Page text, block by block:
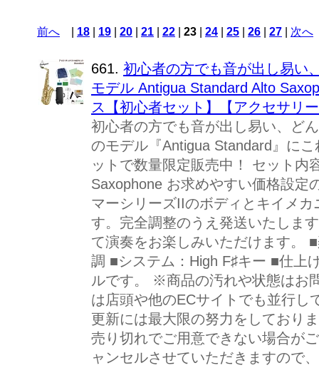
前へ 18 19 20 21 22 23 24 25 26 27 次へ
661. 初心者の方でも音が出し易い
モデル Antigua Standard Alto
ス【初心者セット】【アクセサリ
初心者の方でも音が出し易い、ど
のモデル『Antigua Standard』に
ットで数量限定販売中！ セット内
Saxophone お求めやすい価格設定
マーシリーズIIのボディとキイメ
す。完全調整のうえ発送いたしま
て演奏をお楽しみいただけます。
調 ■システム：High F♯キー ■仕上
ルです。 ※商品の汚れや状態はお
は店頭や他のECサイトでも並行し
更新には最大限の努力をしており
売り切れでご用意できない場合が
ャンセルさせていただきますので